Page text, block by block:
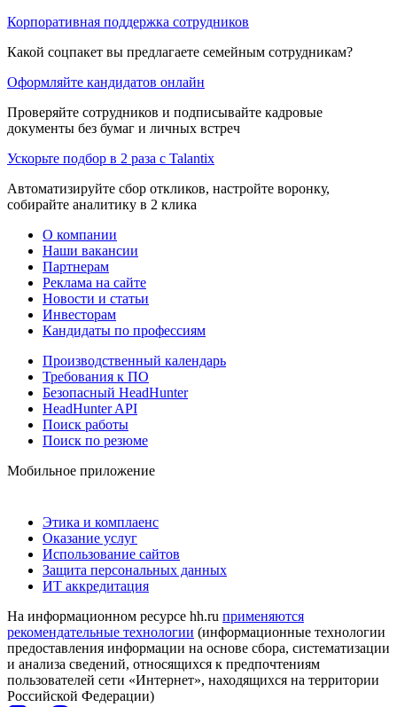
Корпоративная поддержка сотрудников
Какой соцпакет вы предлагаете семейным сотрудникам?
Оформляйте кандидатов онлайн
Проверяйте сотрудников и подписывайте кадровые
документы без бумаг и личных встреч
Ускорьте подбор в 2 раза с Talantix
Автоматизируйте сбор откликов, настройте воронку,
собирайте аналитику в 2 клика
О компании
Наши вакансии
Партнерам
Реклама на сайте
Новости и статьи
Инвесторам
Кандидаты по профессиям
Производственный календарь
Требования к ПО
Безопасный HeadHunter
HeadHunter API
Поиск работы
Поиск по резюме
Мобильное приложение
Этика и комплаенс
Оказание услуг
Использование сайтов
Защита персональных данных
ИТ аккредитация
На информационном ресурсе hh.ru применяются
рекомендательные технологии (информационные технологии
предоставления информации на основе сбора, систематизации
и анализа сведений, относящихся к предпочтениям
пользователей сети «Интернет», находящихся на территории
Российской Федерации)